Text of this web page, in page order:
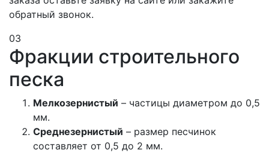
обратный звонок.
03
Фракции строительного
песка
Мелкозернистый – частицы диаметром до 0,5
мм.
Среднезернистый – размер песчинок
составляет от 0,5 до 2 мм.